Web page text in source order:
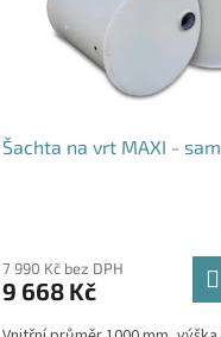
Šachta na vrt MAXI -
produktu
je
7 990 Kč bez DPH
9 668 Kč